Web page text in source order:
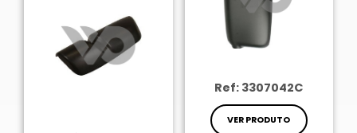
Ref: 3307042C
VER PRODUTO